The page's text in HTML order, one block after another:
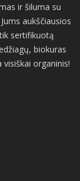
ir šiluma su
aukščiausios
sertifikuotą
biokuras
organinis!